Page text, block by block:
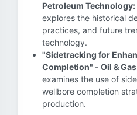
Petroleum Technology:
explores the historical
practices, and future
technology.
"Sidetracking for
Completion" - Oil &
examines the use of
wellbore completion
production.